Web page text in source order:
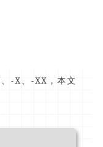
-X、-XX，本文